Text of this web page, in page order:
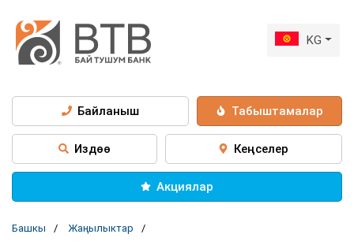
KG
Байланыш Табыштамалар
Издөө Кеңселер
Акциялар
Башкы Жаңылыктар